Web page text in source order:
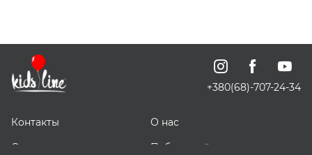
+380(68)-707-24-34
Контакты
О нас
Отзывы о нас
Публичный договор